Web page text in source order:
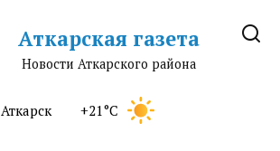
Аткарская газета
Новости Аткарского района
Аткарск +21°C